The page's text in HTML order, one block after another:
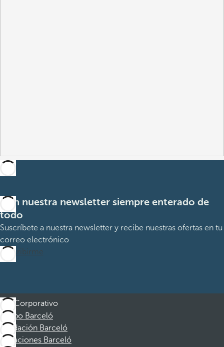
Con nuestra newsletter siempre enterado de
todo
Suscríbete a nuestra newsletter y recibe nuestras ofertas en tu
correo electrónico
Suscribirme
Corporativo
Grupo Barceló
Fundación Barceló
Vacaciones Barceló